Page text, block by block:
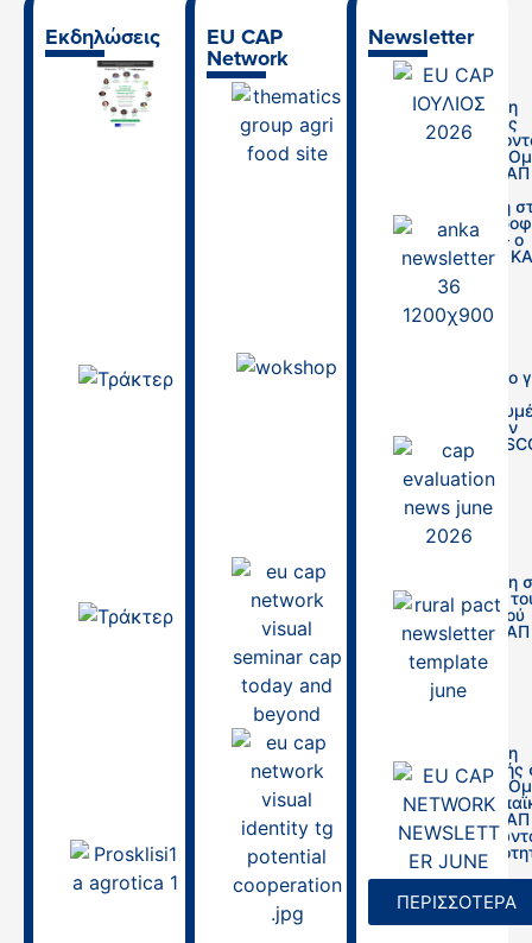
Εκδηλώσεις
Ημερίδα “Ο
ρόλος της
γεωργικής
συμβουλευτικής
στο πλαίσιο της
ΚΑΠ και οι
27.03.2026 |
Τεχνική
συνάντηση Σ.Σ.
ΚΑΠ 2023-2027
Σχέδια
βελτίωσης και
χρηματοδοτικά
εργαλεία
Agrotica 2026|
Ημερίδα
Ενημέρωσης για
την Αγροτική
Εκπαίδευση και
EU CAP
Network
Πρόσκληση
Εκδήλωσης
Θεματική
Δικτύου
Μετάβαση
Σύστημα – ο
ρόλος της
29/01/2026
Εργαστήριο
ν επιλογών
κόστους
στην ΚΑΠ
16/09/2025
Πρόσκληση
Σεμινάριο
Ευρωπαϊκού
Δικτύου ΚΑΠ
26/08/2025
Πρόσκληση
συμμετοχής
Θεματική
του
Δικτύου ΚΑΠ
τις
της
13/08/2025
Newsletter
ΠΕΡΙΣΣΟΤΕΡΑ